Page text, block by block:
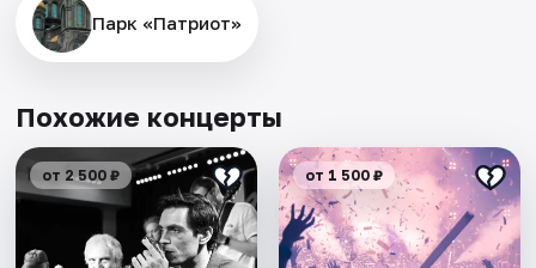
Парк «Патриот»
Похожие концерты
от 2 500 ₽ от 1 500 ₽